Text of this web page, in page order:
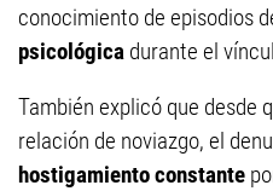
conocimiento de episodios
psicológica durante el
También explicó que desde
relación de noviazgo, el
hostigamiento constante